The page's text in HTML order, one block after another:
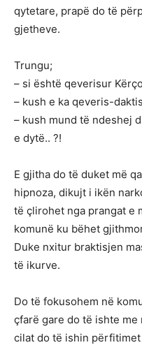
qytetare, prapë do të
gjetheve.
Trungu;
– si është qeverisur
– kush e ka qeveris-
– kush mund të ndeshej
e dytë.. ?!
E gjitha do të duket më
hipnoza, dikujt i ikën
të çlirohet nga prangat e
komunë ku bëhet
Duke nxitur braktisjen
të ikurve.
Do të fokusohem në
çfarë gare do të ishte me
cilat do të ishin